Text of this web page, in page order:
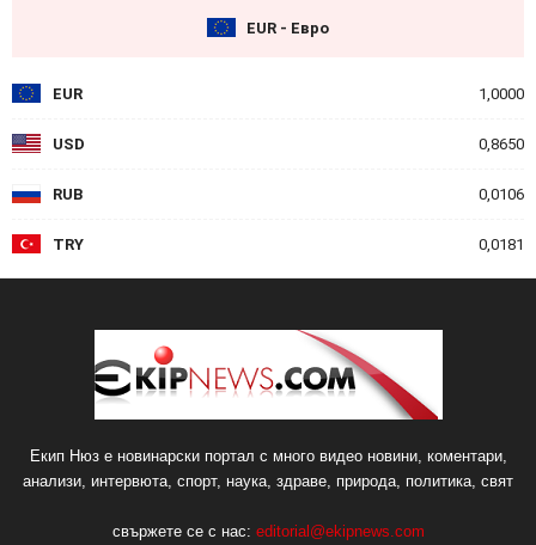
EUR - Евро
EUR 1,0000
USD 0,8650
RUB 0,0106
TRY 0,0181
Екип Нюз е новинарски портал с много видео новини, коментари,
анализи, интервюта, спорт, наука, здраве, природа, политика, свят
свържете се с нас: editorial@ekipnews.com